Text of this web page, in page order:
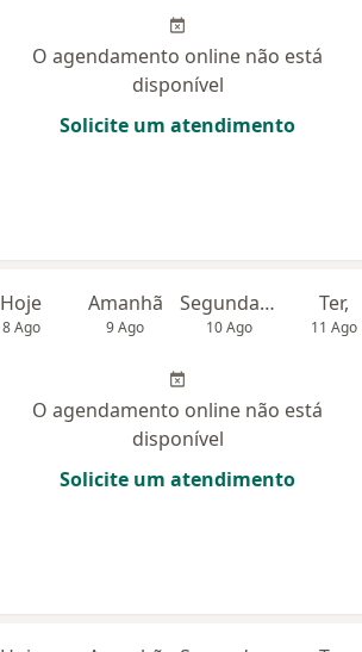
O agendamento online não está
disponível
Solicite um atendimento
Hoje
8 Ago
Amanhã
9 Ago
Segunda-feira
10 Ago
Ter,
11 Ago
O agendamento online não está
disponível
Solicite um atendimento